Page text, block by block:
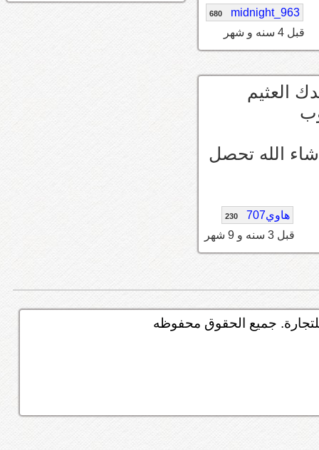
midnight_963
680
قبل 4 سنه و شهر
العثيم
الله تحصل
هاوي707 230
قبل 3 سنه و 9 شهر
جميع الحقوق محفوظه